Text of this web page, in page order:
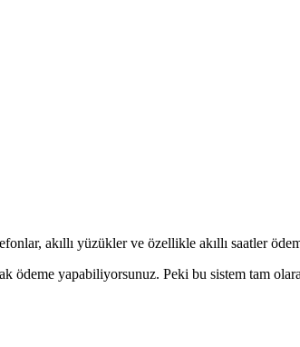
akıllı yüzükler ve özellikle akıllı saatler
ödeme yapabiliyorsunuz. Peki bu sistem tam